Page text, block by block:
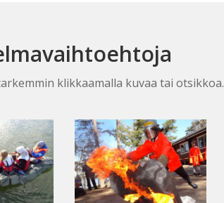
klikkaamalla kuvaa tai otsikkoa.